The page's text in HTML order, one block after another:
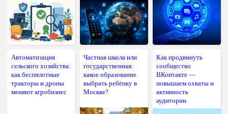
Автоматизация
сельского хозяйства:
как беспилотные
тракторы и дроны
меняют агробизнес
Частная школа или
государственная:
какое образование
выбрать ребёнку в
Москве?
Как продвинуть
сообщество
ВКонтакте —
повышаем охваты и
активность
аудитории